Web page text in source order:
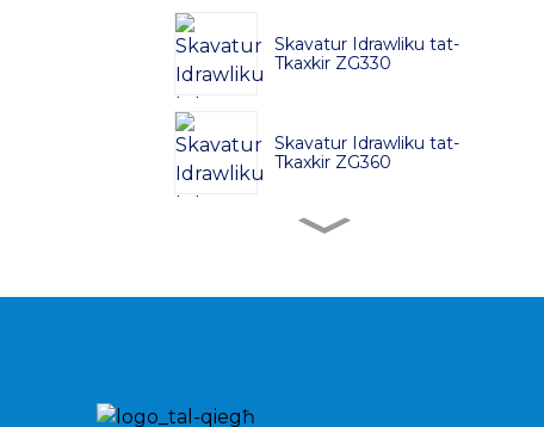
Skavatur Idrawliku tat-
Tkaxkir ZG330
Skavatur Idrawliku tat-
Tkaxkir ZG360